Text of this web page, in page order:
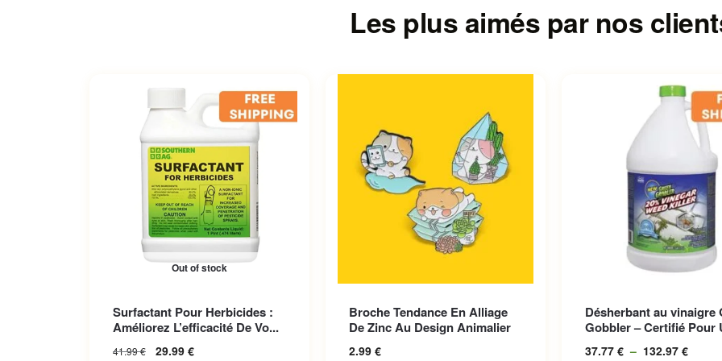
Les plus aimés par nos
Out of stock
Surfactant Pour Herbicides :
Améliorez L’efficacité De Vo...
41.99€ 29.99 €
Broche Tendance En Alliage
De Zinc Au Design Animalier
2.99 €
Les options peuvent être choisies
Désherbant au vinaigre
Gobbler – Certifié Pour
37.77 € – 132.97 €
Les options peuvent être